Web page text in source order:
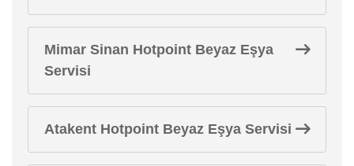
Mimar Sinan Hotpoint Beyaz Eşya
Servisi
Atakent Hotpoint Beyaz Eşya Servisi